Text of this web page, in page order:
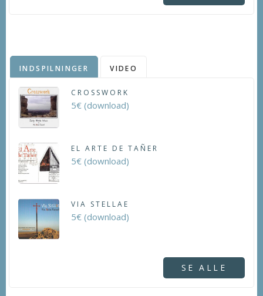
INDSPILNINGER VIDEO
CROSSWORK
5€ (download)
EL ARTE DE TAÑER
5€ (download)
VIA STELLAE
5€ (download)
SE ALLE